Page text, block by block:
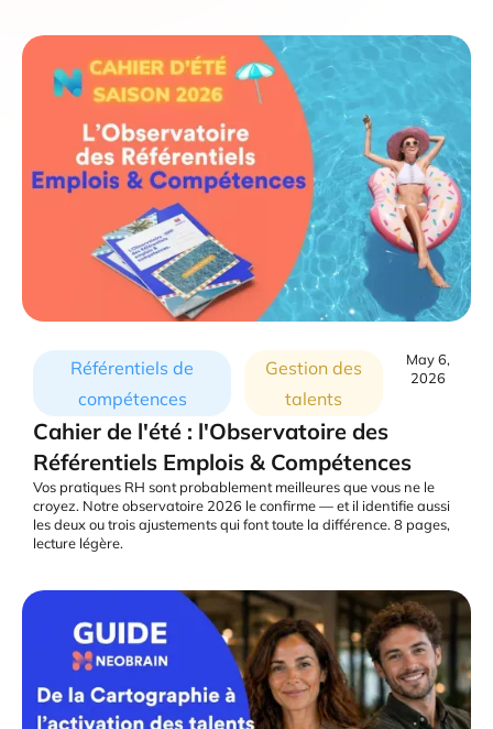
Référentiels de
compétences
Gestion des
talents
May 6,
2026
Cahier de l'été : l'Observatoire des
Référentiels Emplois & Compétences
Vos pratiques RH sont probablement meilleures que vous ne le
croyez. Notre observatoire 2026 le confirme — et il identifie aussi
les deux ou trois ajustements qui font toute la différence. 8 pages,
lecture légère.